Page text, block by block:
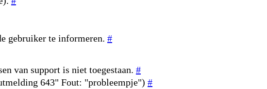
gebruiker te informeren. #
van support is niet toegestaan. #
643" Fout: "probleempje") #